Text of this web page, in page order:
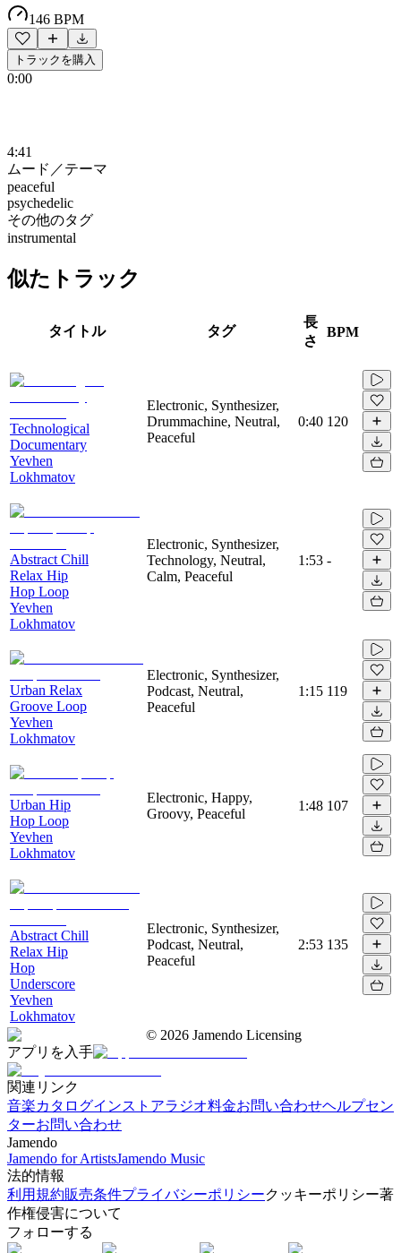
146 BPM
トラックを購入
0:00
4:41
ムード／テーマ
peaceful
psychedelic
その他のタグ
instrumental
似たトラック
タイトル タグ
長
さ
BPM
Technological
Documentary
Yevhen
Lokhmatov
Electronic, Synthesizer,
Drummachine, Neutral,
Peaceful
0:40 120
Abstract Chill
Relax Hip
Hop Loop
Yevhen
Lokhmatov
Electronic, Synthesizer,
Technology, Neutral,
Calm, Peaceful
1:53 -
Urban Relax
Groove Loop
Yevhen
Lokhmatov
Electronic, Synthesizer,
Podcast, Neutral,
Peaceful
1:15 119
Urban Hip
Hop Loop
Yevhen
Lokhmatov
Electronic, Happy,
Groovy, Peaceful
1:48 107
Abstract Chill
Relax Hip
Hop
Underscore
Yevhen
Lokhmatov
Electronic, Synthesizer,
Podcast, Neutral,
Peaceful
2:53 135
© 2026 Jamendo Licensing
アプリを入手
関連リンク
音楽カタログインストアラジオ料金お問い合わせヘルプセン
ターお問い合わせ
Jamendo
Jamendo for ArtistsJamendo Music
法的情報
利用規約販売条件プライバシーポリシークッキーポリシー著
作権侵害について
フォローする